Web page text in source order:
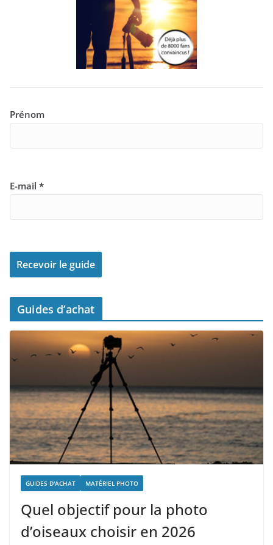
Prénom
E-mail *
Guides d’achat
GUIDES D'ACHAT MATÉRIEL PHOTO
Quel objectif pour la photo
d’oiseaux choisir en 2026